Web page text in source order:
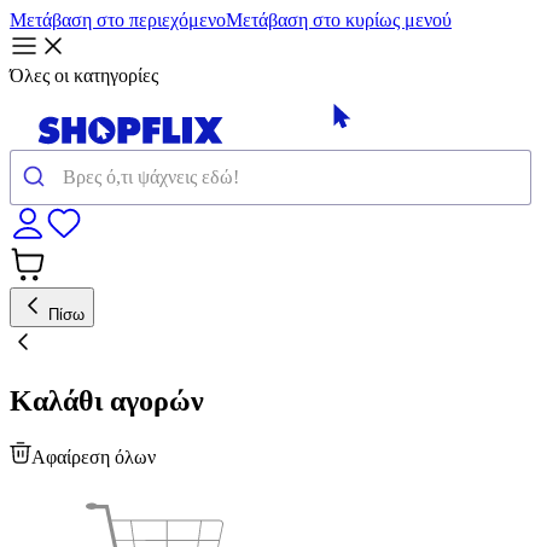
Μετάβαση στο περιεχόμενοΜετάβαση στο κυρίως μενού
Όλες οι κατηγορίες
Πίσω
Καλάθι αγορών
Αφαίρεση όλων